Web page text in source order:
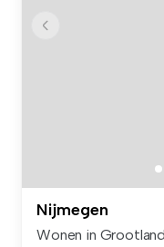
Nijmegen
Wonen in